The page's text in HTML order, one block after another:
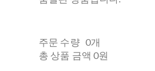
주문 수량 0개
총 상품 금액 0원